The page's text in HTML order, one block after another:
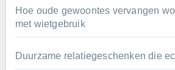
Hoe oude gewoontes vervangen
met wietgebruik
Duurzame relatiegeschenken die